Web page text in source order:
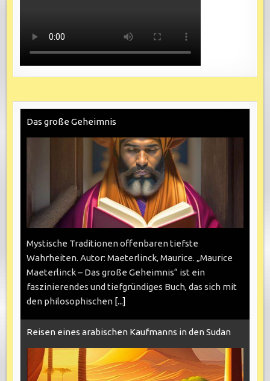
Das große Geheimnis
Mystische Traditionen offenbaren tiefste
Wahrheiten. Autor: Maeterlinck, Maurice. „Maurice
Maeterlinck – Das große Geheimnis“ ist ein
faszinierendes und tiefgründiges Buch, das sich mit
den philosophischen [...]
Reisen eines arabischen Kaufmanns in den Sudan